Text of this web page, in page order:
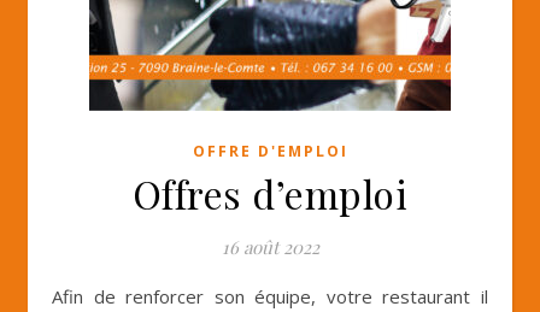
OFFRE D'EMPLOI
Offres d’emploi
16 août 2022
Afin de renforcer son équipe, votre restaurant il